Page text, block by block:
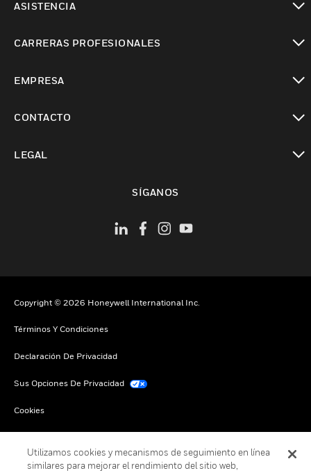
ASISTENCIA
CARRERAS PROFESIONALES
EMPRESA
CONTACTO
LEGAL
SÍGANOS
Copyright © 2026 Honeywell International Inc.
Términos Y Condiciones
Declaración De Privacidad
Sus Opciones De Privacidad
Cookies
Utilizamos cookies y mecanismos de seguimiento en línea
similares para mejorar el rendimiento del sitio web,